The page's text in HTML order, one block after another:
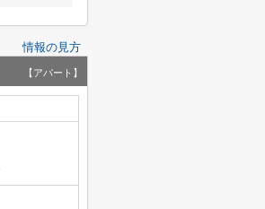
情報の見方
【アパート】